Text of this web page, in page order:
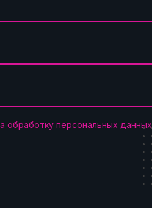
обработку персональных данных